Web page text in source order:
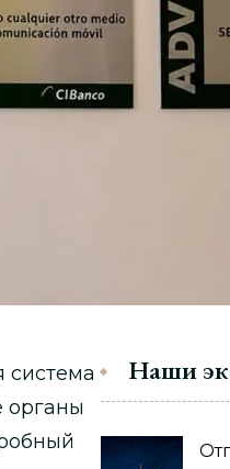
система
органы
Наши